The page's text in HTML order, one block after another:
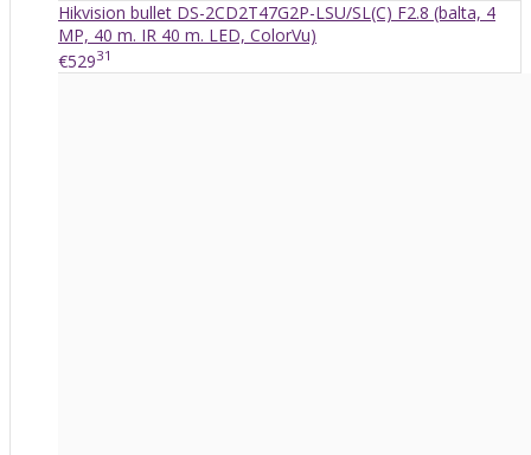
Hikvision bullet DS-2CD2T47G2P-LSU/SL(C) F2.8 (balta, 4
MP, 40 m. IR 40 m. LED, ColorVu)
€52931